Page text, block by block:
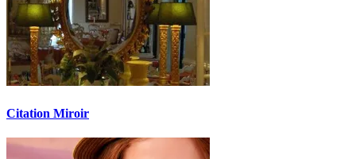
Citation Miroir